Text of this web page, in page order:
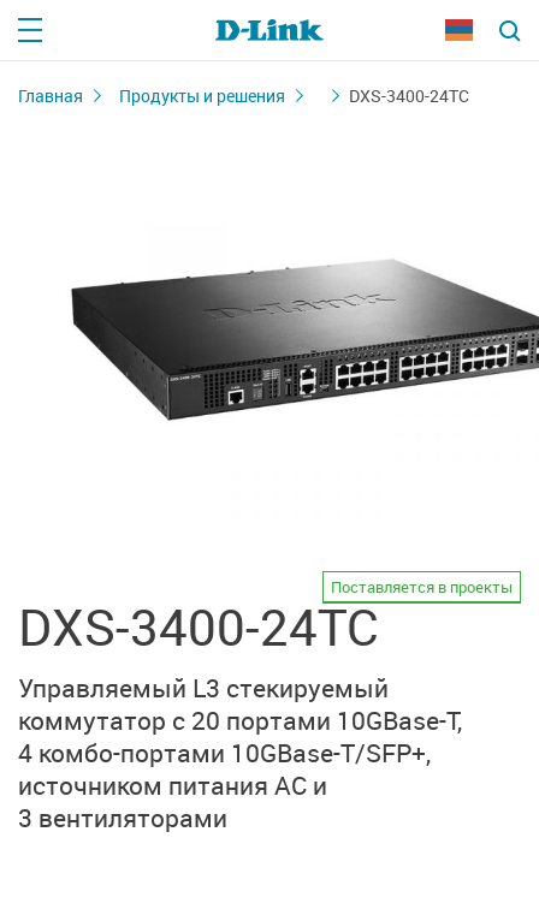
Главная Продукты и решения DXS-3400-24TC
DXS-3400-24TC
Поставляется в проекты
Управляемый L3 стекируемый
коммутатор с 20 портами 10GBase-T,
4 комбо-портами 10GBase-T/SFP+,
источником питания AC и
3 вентиляторами